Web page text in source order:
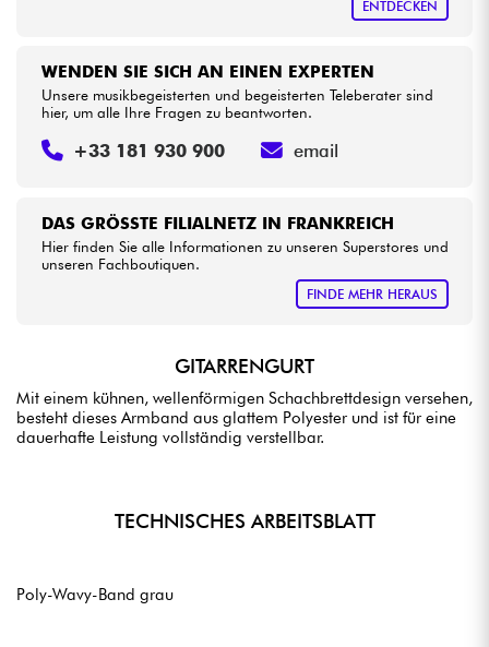
Bundle
Sehen Sie sich unsere Marken an
ENTDECKEN
DAS GRÖSSTE FILIALNETZ IN FRANKREICH
Hier finden Sie alle Informationen zu unseren Superstores und
unseren Fachboutiquen.
FINDE MEHR HERAUS
WENDEN SIE SICH AN EINEN EXPERTEN
Unsere musikbegeisterten und begeisterten Teleberater sind
hier, um alle Ihre Fragen zu beantworten.
+33 181 930 900 email
GITARRENGURT
Mit einem kühnen, wellenförmigen Schachbrettdesign versehen,
besteht dieses Armband aus glattem Polyester und ist für eine
dauerhafte Leistung vollständig verstellbar.
TECHNISCHES ARBEITSBLATT
Poly-Wavy-Band grau